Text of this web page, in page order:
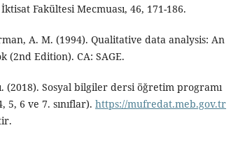
Fakültesi Mecmuası, 46, 171-186.
A. M. (1994). Qualitative data analysis: An
(2nd Edition). CA: SAGE.
(2018). Sosyal bilgiler dersi öğretim programı
6 ve 7. sınıflar). https://mufredat.meb.gov.tr